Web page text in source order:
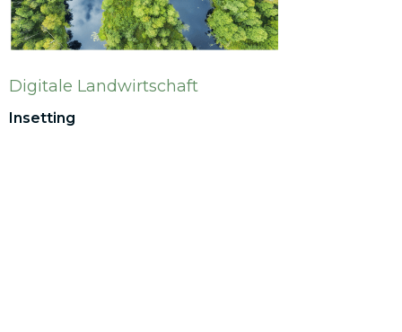
Digitale Landwirtschaft
Insetting